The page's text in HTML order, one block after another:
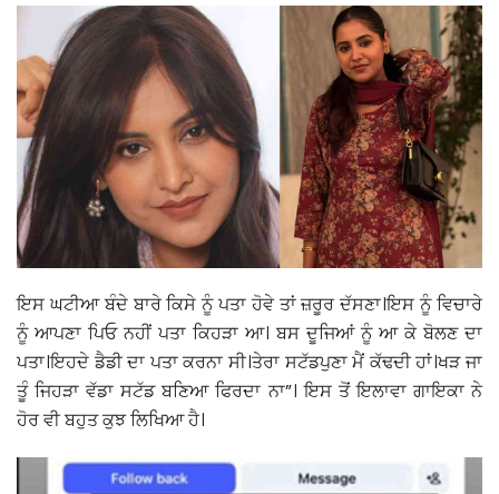
ਇਸ ਘਟੀਆ ਬੰਦੇ ਬਾਰੇ ਕਿਸੇ ਨੂੰ ਪਤਾ ਹੋਵੇ ਤਾਂ ਜ਼ਰੂਰ ਦੱਸਣਾ।ਇਸ ਨੂੰ ਵਿਚਾਰੇ
ਨੂੰ ਆਪਣਾ ਪਿਓ ਨਹੀਂ ਪਤਾ ਕਿਹੜਾ ਆ। ਬਸ ਦੂਜਿਆਂ ਨੂੰ ਆ ਕੇ ਬੋਲਣ ਦਾ
ਪਤਾ।ਇਹਦੇ ਡੈਡੀ ਦਾ ਪਤਾ ਕਰਨਾ ਸੀ।ਤੇਰਾ ਸਟੱਡਪੁਣਾ ਮੈਂ ਕੱਢਦੀ ਹਾਂ।ਖੜ ਜਾ
ਤੂੰ ਜਿਹੜਾ ਵੱਡਾ ਸਟੱਡ ਬਣਿਆ ਫਿਰਦਾ ਨਾ”। ਇਸ ਤੋਂ ਇਲਾਵਾ ਗਾਇਕਾ ਨੇ
ਹੋਰ ਵੀ ਬਹੁਤ ਕੁਝ ਲਿਖਿਆ ਹੈ।